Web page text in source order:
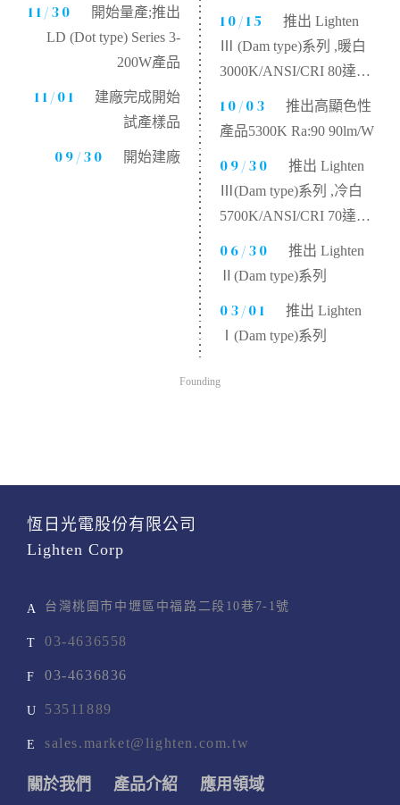
10/15
推出 Lighten
Ⅲ (Dam type)系列 ,暖白
3000K/ANSI/CRI 80達
10/03
推出高顯色性
產品5300K Ra:90 90lm/W
09/30
推出 Lighten
Ⅲ(Dam type)系列 ,冷白
5700K/ANSI/CRI 70達
06/30
推出 Lighten
Ⅱ(Dam type)系列
03/01
推出 Lighten
Ⅰ(Dam type)系列
11/30
開始量產;推出
LD (Dot type) Series 3-
200W產品
11/01
建廠完成開始
試產樣品
09/30 開始建廠
Founding
恆日光電股份有限公司
Lighten Corp
A 台灣桃園市中壢區中福路二段10巷7-1號
T 03-4636558
F 03-4636836
U 53511889
E sales.market@lighten.com.tw
關於我們 產品介紹 應用領域